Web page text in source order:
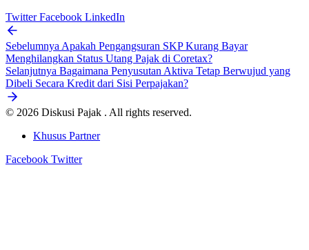
TwitterFacebook LinkedIn
Sebelumnya Apakah Pengangsuran SKP Kurang Bayar
Menghilangkan Status Utang Pajak di Coretax?
Selanjutnya Bagaimana Penyusutan Aktiva Tetap Berwujud yang
Dibeli Secara Kredit dari Sisi Perpajakan?
© 2026 Diskusi Pajak . All rights reserved.
Khusus Partner
Facebook Twitter